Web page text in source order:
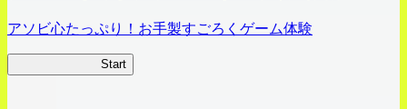
アソビ心たっぷり！お手製すごろくゲーム体験
Start